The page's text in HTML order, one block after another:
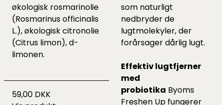
økologisk rosmarinolie
(Rosmarinus officinalis
L.), økologisk citronolie
(Citrus limon), d-
limonen.
59,00 DKK
som naturligt
nedbryder de
lugtmolekyler, der
forårsager dårlig lugt.
Effektiv lugtfjerner
med
probiotika Byoms
Freshen Up fungerer